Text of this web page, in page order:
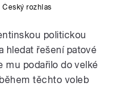
Český rozhlas
politickou
hledat řešení patové
mu podařilo do velké
těchto voleb